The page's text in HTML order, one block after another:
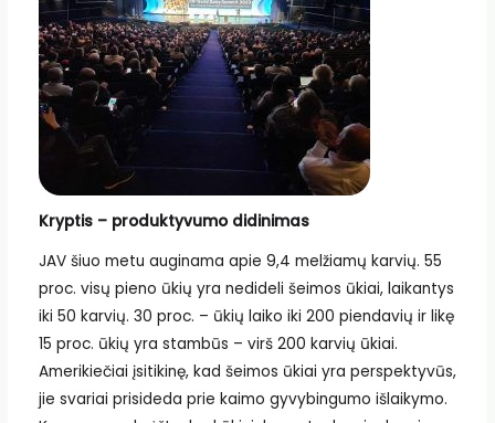
Kryptis – produktyvumo didinimas
JAV šiuo metu auginama apie 9,4 melžiamų karvių. 55
proc. visų pieno ūkių yra nedideli šeimos ūkiai, laikantys
iki 50 karvių. 30 proc. – ūkių laiko iki 200 piendavių ir likę
15 proc. ūkių yra stambūs – virš 200 karvių ūkiai.
Amerikiečiai įsitikinę, kad šeimos ūkiai yra perspektyvūs,
jie svariai prisideda prie kaimo gyvybingumo išlaikymo.